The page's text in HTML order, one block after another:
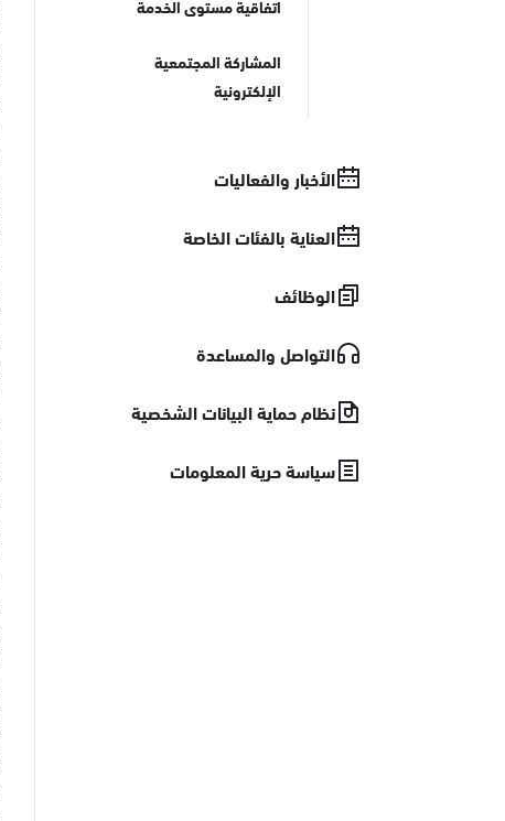
اتفاقية مستوى الخدمة
المشاركة المجتمعية
الإلكترونية
الأخبار والفعاليات
العناية بالفئات الخاصة
الوظائف
التواصل والمساعدة
نظام حماية البيانات الشخصية
سياسة حرية المعلومات